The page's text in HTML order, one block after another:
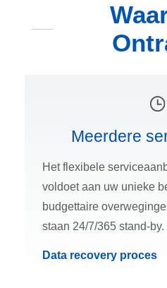
Meerdere
Het flexibele
voldoet aan uw unieke
budgettaire
staan 24/7/365 stand-by.
Data recovery proces